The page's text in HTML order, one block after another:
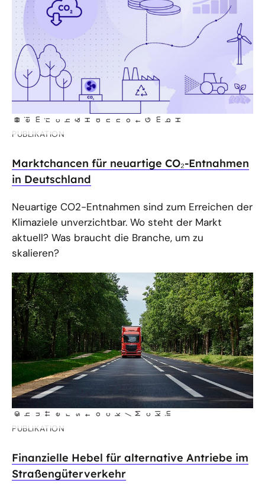
©
He
im r
ich & Hannot
Gm bH
PUBLIKATION
Marktchancen für neuartige CO₂-Entnahmen
in Deutschland
Neuartige CO2-Entnahmen sind zum Erreichen der
Klimaziele unverzichtbar. Wo steht der Markt
aktuell? Was braucht die Branche, um zu
skalieren?
©
shut t
erstock/ M
ck l i n
PUBLIKATION
Finanzielle Hebel für alternative Antriebe im
Straßengüterverkehr